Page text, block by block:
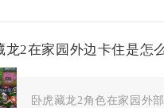
龙2在家园外边卡住是怎
卧虎藏龙2角色在家园外